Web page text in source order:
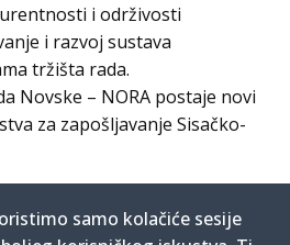
i održivosti
i razvoj sustava
tržišta rada.
Novske – NORA postaje novi
za zapošljavanje Sisačko-
samo kolačiće sesije